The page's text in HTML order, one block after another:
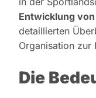
Entwicklung
detaillierten
Organisation zur
Die